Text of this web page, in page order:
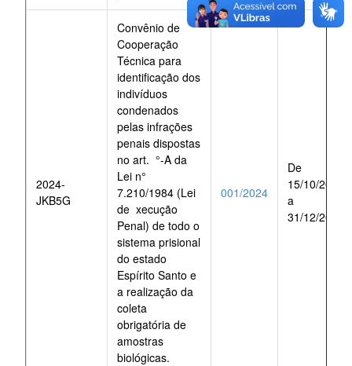
2024-
JKB5G
Convênio de
Cooperação
Técnica para
identificação dos
indivíduos
condenados
pelas infrações
penais dispostas
no art. °-A da
Lei n°
7.210/1984 (Lei
de xecução
Penal) de todo o
sistema prisional
do estado
Espírito Santo e
a realização da
coleta
obrigatória de
amostras
biológicas.
001/2024
De
15/10/2024
a
31/12/2025